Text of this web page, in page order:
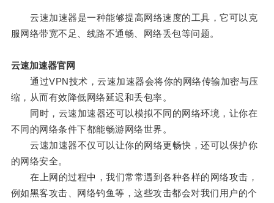
云速加速器是一种能够提高网络速度的工具，它可以克
服网络带宽不足、线路不通畅、网络丢包等问题。
云速加速器官网
通过VPN技术，云速加速器会将你的网络传输加密与压
缩，从而有效降低网络延迟和丢包率。
同时，云速加速器还可以模拟不同的网络环境，让你在
不同的网络条件下都能畅游网络世界。
云速加速器不仅可以让你的网络更畅快，还可以保护你
的网络安全。
在上网的过程中，我们常常遇到各种各样的网络攻击，
例如黑客攻击、网络钓鱼等，这些攻击都会对我们用户的个